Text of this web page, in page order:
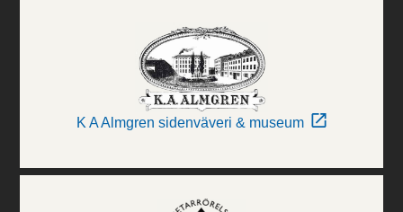
K A Almgren sidenväveri & museum